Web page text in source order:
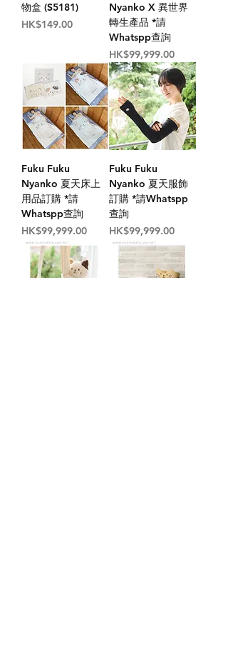
物盒 (S5181)
價格
HK$149.00
Nyanko X 異世界
轉生產品 *請
Whatspp查詢
價格
HK$99,999.00
Fuku Fuku
Nyanko 夏天床上
用品訂購 *請
Whatspp查詢
價格
HK$99,999.00
Fuku Fuku
Nyanko 夏天服飾
訂購 *請Whatspp
查詢
價格
HK$99,999.00